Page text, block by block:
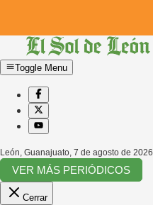
Toggle Menu
León, Guanajuato, 7 de agosto de 2026
VER MÁS PERIÓDICOS
Cerrar